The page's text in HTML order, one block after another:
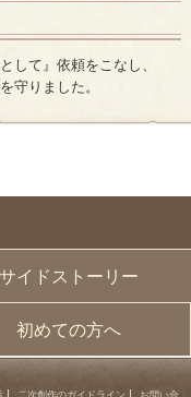
サイドストーリー
初めての方へ
して』依頼をこなし、
守りました。
二次創作のガイドライン お問い合